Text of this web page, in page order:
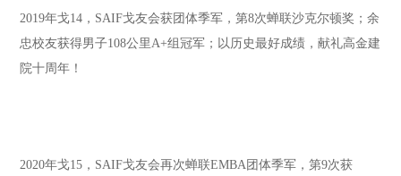
2019年戈14，SAIF戈友会获团体季军，第8次蝉联沙克尔顿奖；余
忠校友获得男子108公里A+组冠军；以历史最好成绩，献礼高金建
院十周年！
2020年戈15，SAIF戈友会再次蝉联EMBA团体季军，第9次获